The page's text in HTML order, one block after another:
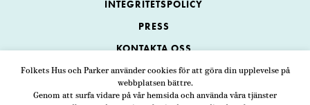
Folkets Hus och Parker använder cookies för att göra din upplevelse på
webbplatsen bättre.
Genom att surfa vidare på vår hemsida och använda våra tjänster
INTEGRITETSPOLICY
PRESS
KONTAKTA OSS
Folkets Hus och Parker